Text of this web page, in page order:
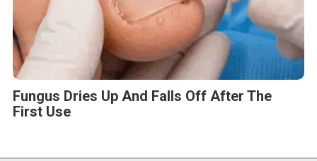
Fungus Dries Up And Falls Off After The
First Use